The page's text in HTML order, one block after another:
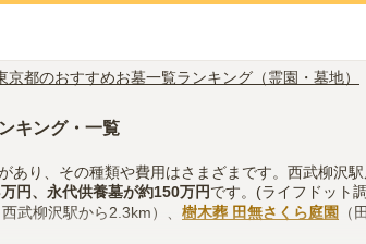
京都のおすすめお墓一覧ランキング（霊園・墓地）
キング・一覧
り、その種類や費用はさまざまです。西武柳沢駅
円、 永代供養墓が約150万円です。(ライフドット
西武柳沢駅から2.3km）、 樹木葬 田無さくら庭園 （